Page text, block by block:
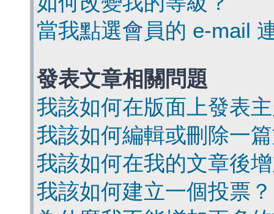
當我點選會員的 e-mail
發表文章相關問題
我該如何在版面上發表
我該如何編輯或刪除一
我該如何在我的文章後
我該如何建立一個投票？